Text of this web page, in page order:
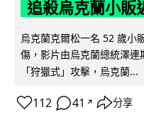
追殺烏克蘭小販
烏克蘭克爾松一名 52 歲小
傷，影片由烏克蘭總統澤
「狩獵式」攻擊，烏克蘭...
112 41 ↗ 分享